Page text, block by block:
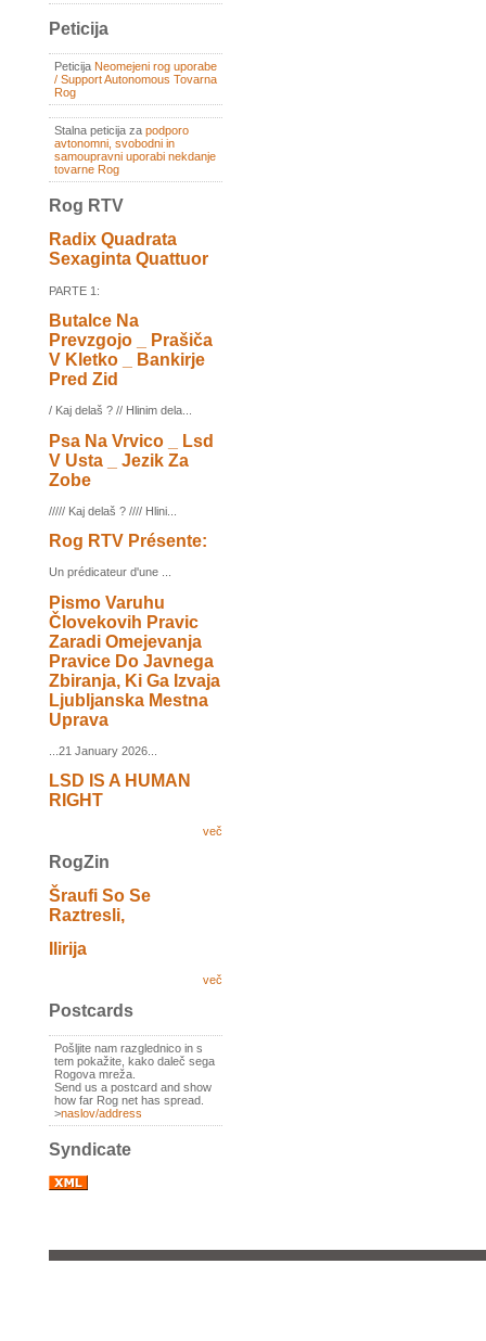
Peticija
Peticija Neomejeni rog uporabe
/ Support Autonomous Tovarna
Rog
Stalna peticija za podporo
avtonomni, svobodni in
samoupravni uporabi nekdanje
tovarne Rog
Rog RTV
Radix Quadrata
Sexaginta Quattuor
PARTE 1:
Butalce Na
Prevzgojo _ Prašiča
V Kletko _ Bankirje
Pred Zid
/ Kaj delaš ? // Hlinim dela...
Psa Na Vrvico _ Lsd
V Usta _ Jezik Za
Zobe
///// Kaj delaš ? //// Hlini...
Rog RTV Présente:
Un prédicateur d'une ...
Pismo Varuhu
Človekovih Pravic
Zaradi Omejevanja
Pravice Do Javnega
Zbiranja, Ki Ga Izvaja
Ljubljanska Mestna
Uprava
...21 January 2026...
LSD IS A HUMAN
RIGHT
več
RogZin
Šraufi So Se
Raztresli,
Ilirija
več
Postcards
Pošljite nam razglednico in s
tem pokažite, kako daleč sega
Rogova mreža.
Send us a postcard and show
how far Rog net has spread.
>naslov/address
Syndicate